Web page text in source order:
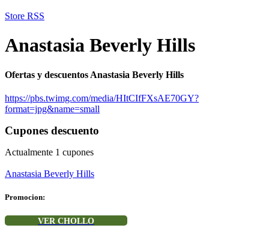
Store RSS
Anastasia Beverly Hills
Ofertas y descuentos Anastasia Beverly Hills
https://pbs.twimg.com/media/HItCIfFXsAE70GY?
format=jpg&name=small
Cupones descuento
Actualmente 1 cupones
Anastasia Beverly Hills
Promocion:
VER CHOLLO